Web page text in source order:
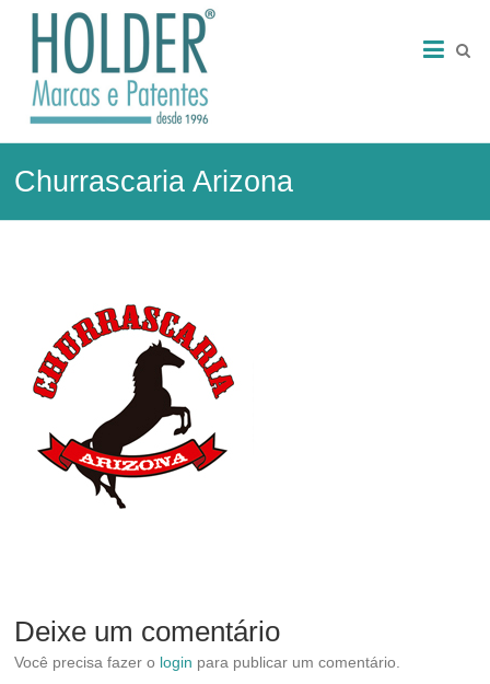
HOLDER
–
Marcas
e
Patentes
Marcas
Churrascaria Arizona
Deixe um comentário
Você precisa fazer o login para publicar um comentário.